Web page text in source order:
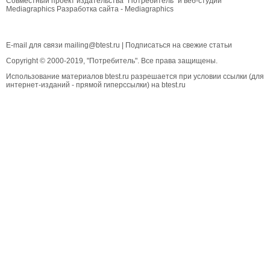
Mediagraphics Разработка сайта - Mediagraphics
E-mail для связи mailing@btest.ru
Подписаться на свежие статьи
Copyright © 2000-2019, "Потребитель". Все права защищены.
Использование материалов btest.ru разрешается при условии ссылки (для
интернет-изданий - прямой гиперссылки) на btest.ru